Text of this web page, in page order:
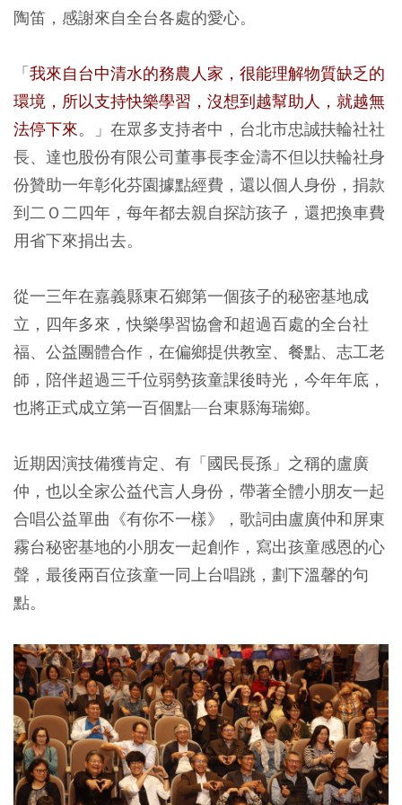
陶笛，感謝來自全台各處的愛心。
「我來自台中清水的務農人家，很能理解物質缺乏的
環境，所以支持快樂學習，沒想到越幫助人，就越無
法停下來。」在眾多支持者中，台北市忠誠扶輪社社
長、達也股份有限公司董事長李金濤不但以扶輪社身
份贊助一年彰化芬園據點經費，還以個人身份，捐款
到二Ｏ二四年，每年都去親自探訪孩子，還把換車費
用省下來捐出去。
從一三年在嘉義縣東石鄉第一個孩子的秘密基地成
立，四年多來，快樂學習協會和超過百處的全台社
福、公益團體合作，在偏鄉提供教室、餐點、志工老
師，陪伴超過三千位弱勢孩童課後時光，今年年底，
也將正式成立第一百個點—台東縣海瑞鄉。
近期因演技備獲肯定、有「國民長孫」之稱的盧廣
仲，也以全家公益代言人身份，帶著全體小朋友一起
合唱公益單曲《有你不一樣》，歌詞由盧廣仲和屏東
霧台秘密基地的小朋友一起創作，寫出孩童感恩的心
聲，最後兩百位孩童一同上台唱跳，劃下溫馨的句
點。